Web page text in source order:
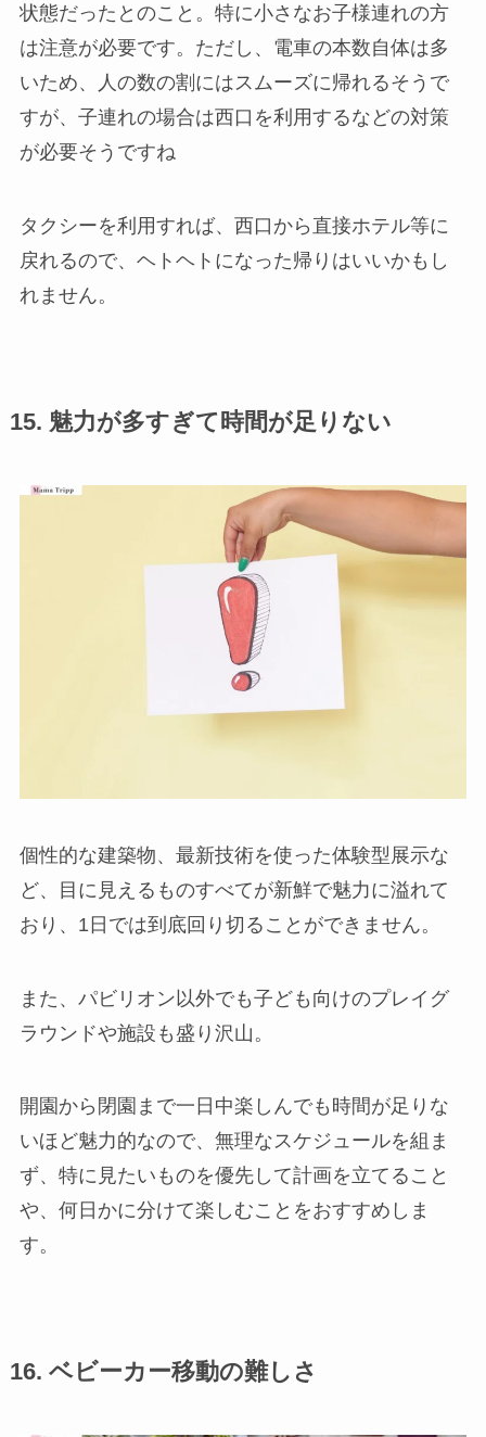
状態だったとのこと。特に小さなお子様連れの方
は注意が必要です。ただし、電車の本数自体は多
いため、人の数の割にはスムーズに帰れるそうで
すが、子連れの場合は西口を利用するなどの対策
が必要そうですね
タクシーを利用すれば、西口から直接ホテル等に
戻れるので、ヘトヘトになった帰りはいいかもし
れません。
15. 魅力が多すぎて時間が足りない
個性的な建築物、最新技術を使った体験型展示な
ど、目に見えるものすべてが新鮮で魅力に溢れて
おり、1日では到底回り切ることができません。
また、パビリオン以外でも子ども向けのプレイグ
ラウンドや施設も盛り沢山。
開園から閉園まで一日中楽しんでも時間が足りな
いほど魅力的なので、無理なスケジュールを組ま
ず、特に見たいものを優先して計画を立てること
や、何日かに分けて楽しむことをおすすめしま
す。
16. ベビーカー移動の難しさ